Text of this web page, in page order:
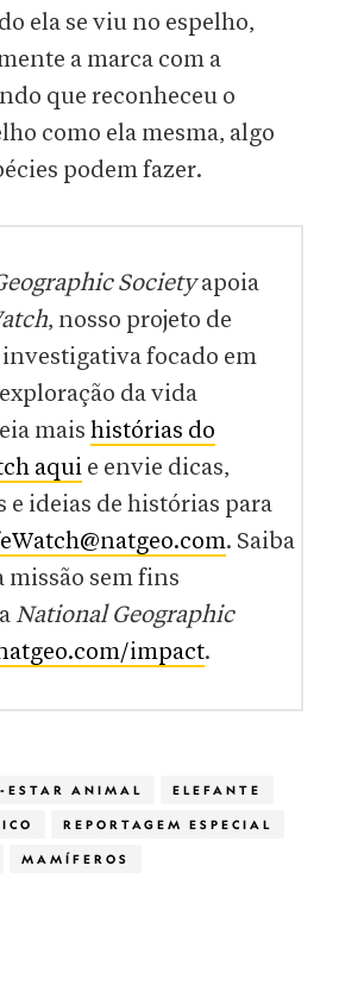
ela se viu no espelho,
a marca com a
que reconheceu o
como ela mesma, algo
podem fazer.
Societyapoia
, nosso projeto de
focado em
da vida
mais histórias do
aqui e envie dicas,
e ideias de histórias para
. Saiba
missão sem fins
National Geographic
impact.
ESTAR ANIMAL ELEFANTE
REPORTAGEM ESPECIAL
MAMÍFEROS